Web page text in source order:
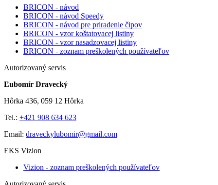
BRICON - návod
BRICON - návod Speedy
BRICON - návod pre priradenie čipov
BRICON - vzor koštatovacej listiny
BRICON - vzor nasadzovacej listiny
BRICON - zoznam preškolených používateľov
Autorizovaný servis
Ľubomír Dravecký
Hôrka 436, 059 12 Hôrka
Tel.: +421 908 634 623
Email: draveckylubomir@gmail.com
EKS Vizion
Vizion - zoznam preškolených používateľov